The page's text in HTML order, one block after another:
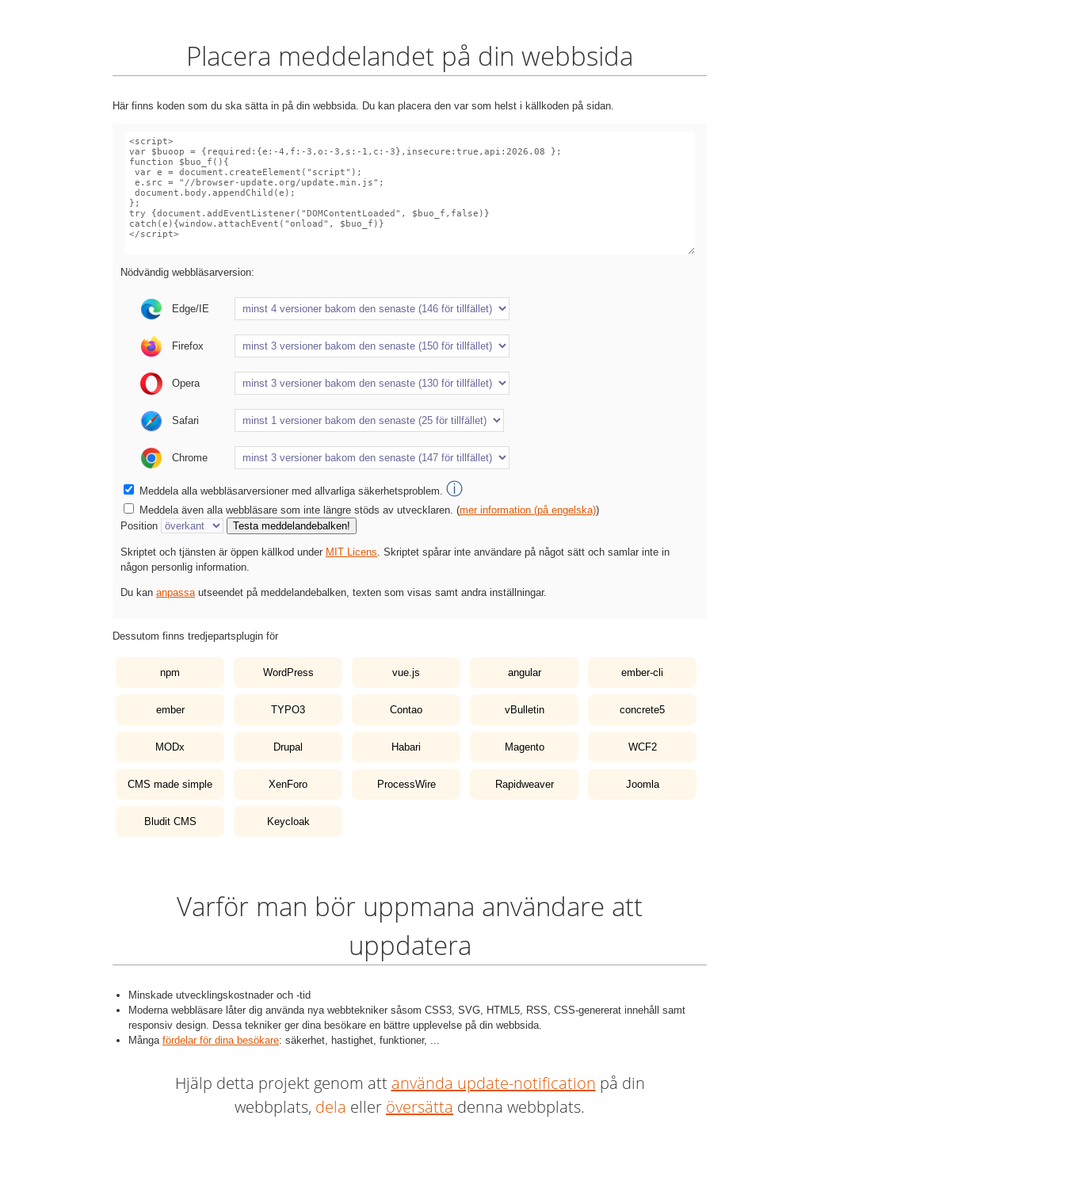
Placera meddelandet på din webbsida
Här finns koden som du ska sätta in på din webbsida. Du kan placera den var som helst i källkoden på sidan.
Nödvändig webbläsarversion:
Edge/IE
Firefox
Opera
Safari
Chrome
Meddela alla webbläsarversioner med allvarliga säkerhetsproblem. ⓘ
Meddela även alla webbläsare som inte längre stöds av utvecklaren. (mer information (på engelska))
Position
Testa meddelandebalken!
Skriptet och tjänsten är öppen källkod under MIT Licens . Skriptet spårar inte användare på något sätt och samlar inte in
någon personlig information.
Du kan anpassa utseendet på meddelandebalken, texten som visas samt andra inställningar.
Dessutom finns tredjepartsplugin för
npm WordPress vue.js angular ember-cli
ember TYPO3 Contao vBulletin concrete5
MODx Drupal Habari Magento WCF2
CMS made simple XenForo ProcessWire Rapidweaver Joomla
Bludit CMS Keycloak
Varför man bör uppmana användare att
uppdatera
Minskade utvecklingskostnader och -tid
Moderna webbläsare låter dig använda nya webbtekniker såsom CSS3, SVG, HTML5, RSS, CSS-genererat innehåll samt
responsiv design. Dessa tekniker ger dina besökare en bättre upplevelse på din webbsida.
Många fördelar för dina besökare: säkerhet, hastighet, funktioner, ...
Hjälp detta projekt genom att använda update-notification på din
webbplats, dela eller översätta denna webbplats.